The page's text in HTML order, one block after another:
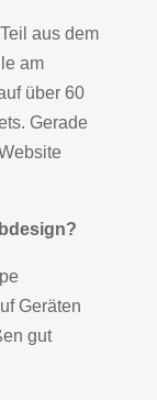
aus dem
am
über 60
Gerade
Geräten
gut